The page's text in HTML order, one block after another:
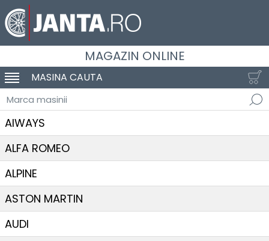
MAGAZIN ONLINE
SCHIMBA NAVIGAREA
MASINA CAUTA
Marca masinii
AIWAYS
ALFA ROMEO
ALPINE
ASTON MARTIN
AUDI